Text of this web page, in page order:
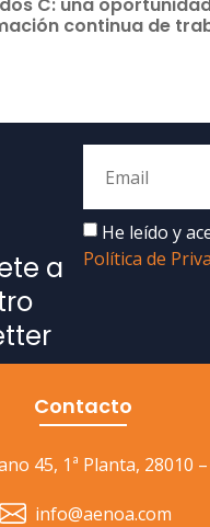
C: una
continua de
a
He leído y
Política de
Contacto
45, 1ª Planta, 28010
info@aenoa.com